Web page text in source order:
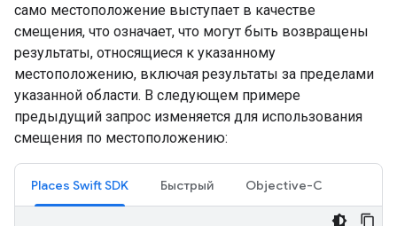
само местоположение выступает в качестве
смещения, что означает, что могут быть возвращены
результаты, относящиеся к указанному
местоположению, включая результаты за пределами
указанной области. В следующем примере
предыдущий запрос изменяется для использования
смещения по местоположению:
Places Swift SDK Быстрый Objective-C